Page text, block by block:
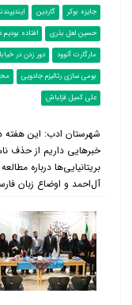
جایزه بوکر
گاردین
حسین لعل بذری
افتاده
مارگارت آتوود
دور زدن در
بومی سازی رئالیزم جادویی
علی کمیل قزلباش
شهرستان ادب: این هفته
خبرهایی داریم از حذف
بریتانیایی‌ها درباره
آل‌احمد و اوضاع زبان